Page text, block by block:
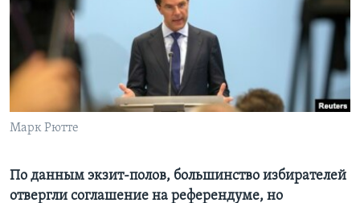
СОЦИАЛЬНЫЕ СЕТИ
Марк Рютте
По данным экзит-полов, большинство избирателей
отвергли соглашение на референдуме, но